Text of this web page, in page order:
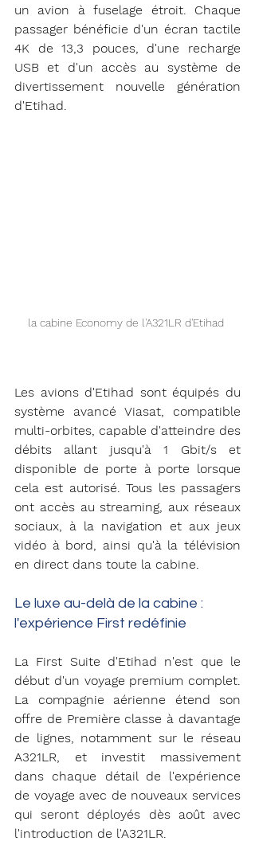
un avion à fuselage étroit. Chaque
passager bénéficie d'un écran tactile
4K de 13,3 pouces, d'une recharge
USB et d'un accès au système de
divertissement nouvelle génération
d'Etihad.
la cabine Economy de l'A321LR d'Etihad
Les avions d'Etihad sont équipés du
système avancé Viasat, compatible
multi-orbites, capable d'atteindre des
débits allant jusqu'à 1 Gbit/s et
disponible de porte à porte lorsque
cela est autorisé. Tous les passagers
ont accès au streaming, aux réseaux
sociaux, à la navigation et aux jeux
vidéo à bord, ainsi qu'à la télévision
en direct dans toute la cabine.
Le luxe au-delà de la cabine :
l'expérience First redéfinie
La First Suite d'Etihad n'est que le
début d'un voyage premium complet.
La compagnie aérienne étend son
offre de Première classe à davantage
de lignes, notamment sur le réseau
A321LR, et investit massivement
dans chaque détail de l'expérience
de voyage avec de nouveaux services
qui seront déployés dès août avec
l'introduction de l'A321LR.